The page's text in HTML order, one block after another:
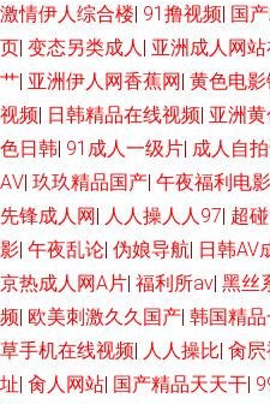
地址在线 在线ar黄 日本午夜剧场 免
利 婷婷色黑料91 狼友成人在线 日
久草福利在线新 日韩二级黄色 99热
影音先锋白嫩丰腴 91处蜜 另类图亚
品色 抖阴在线免费观看 国产福利不
激情伊人综合楼| 91撸视频| 国
页| 变态另类成人| 亚洲成人网
艹| 亚洲伊人网香蕉网| 黄色电
视频| 日韩精品在线视频| 亚洲
色日韩| 91成人一级片| 成人自
AⅤ| 玖玖精品国产| 午夜福利电
先锋成人网| 人人操人人97| 超
影| 午夜乱论| 伪娘导航| 日韩AV
京热成人网A片| 福利所av| 黑丝
频| 欧美刺激久久国产| 韩国精
草手机在线视频| 人人操比| 肏
址| 肏人网站| 国产精品天天干|